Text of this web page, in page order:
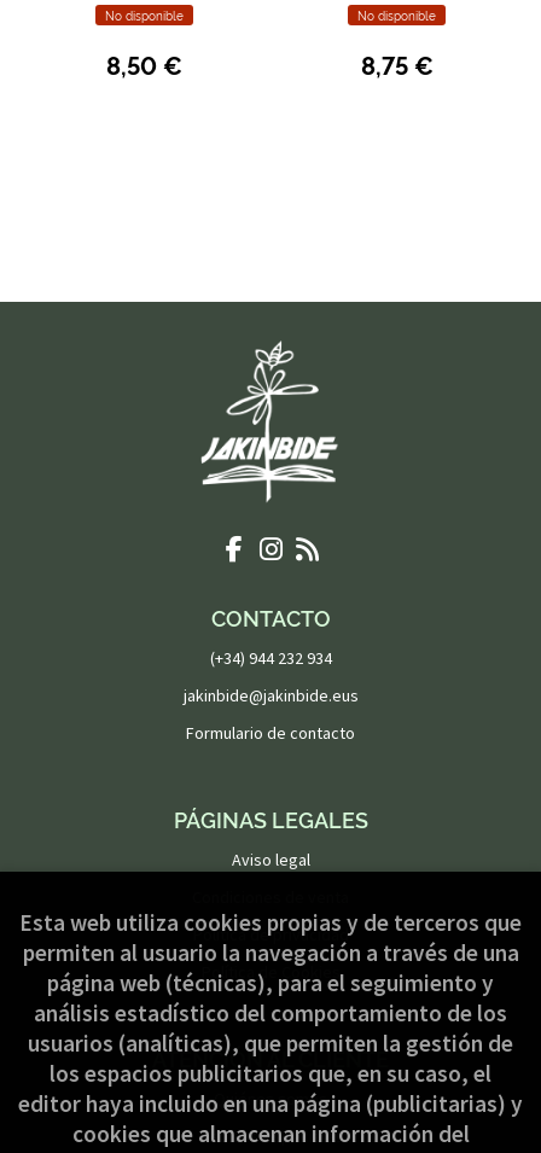
No disponible
8,50 €
No disponible
8,75 €
CONTACTO
(+34) 944 232 934
jakinbide@jakinbide.eus
Formulario de contacto
PÁGINAS LEGALES
Aviso legal
Política de privacidad
Política de Cookies
ATENCIÓN AL CLIENTE
Quiénes somos
Pedidos especiales
Esta web utiliza cookies propias y de terceros que
permiten al usuario la navegación a través de una
página web (técnicas), para el seguimiento y
análisis estadístico del comportamiento de los
usuarios (analíticas), que permiten la gestión de
los espacios publicitarios que, en su caso, el
editor haya incluido en una página (publicitarias) y
cookies que almacenan información del